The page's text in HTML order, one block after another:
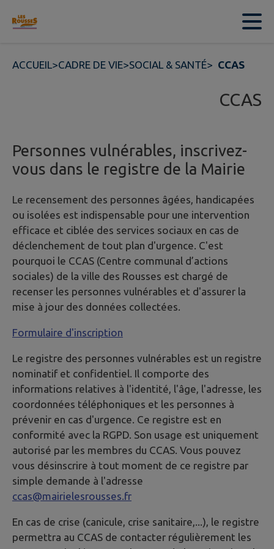
Contenu
ACCUEIL>CADRE DE VIE>SOCIAL & SANTÉ> CCAS
CCAS
Personnes vulnérables, inscrivez-
vous dans le registre de la Mairie
Le recensement des personnes âgées, handicapées
ou isolées est indispensable pour une intervention
efficace et ciblée des services sociaux en cas de
déclenchement de tout plan d'urgence. C'est
pourquoi le CCAS (Centre communal d’actions
sociales) de la ville des Rousses est chargé de
recenser les personnes vulnérables et d'assurer la
mise à jour des données collectées.
Formulaire d'inscription
Le registre des personnes vulnérables est un registre
nominatif et confidentiel. Il comporte des
informations relatives à l'identité, l'âge, l'adresse, les
coordonnées téléphoniques et les personnes à
prévenir en cas d'urgence. Ce registre est en
conformité avec la RGPD. Son usage est uniquement
autorisé par les membres du CCAS. Vous pouvez
vous désinscrire à tout moment de ce registre par
simple demande à l'adresse
ccas@mairielesrousses.fr
En cas de crise (canicule, crise sanitaire,...), le registre
permettra au CCAS de contacter régulièrement les